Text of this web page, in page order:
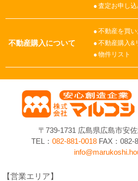
査定お申し
不動産購入について
不動産を買
不動産購入&
物件リスト
〒739-1731 広島県広島市安
TEL： 082-881-0018FAX：082-
営業エリア